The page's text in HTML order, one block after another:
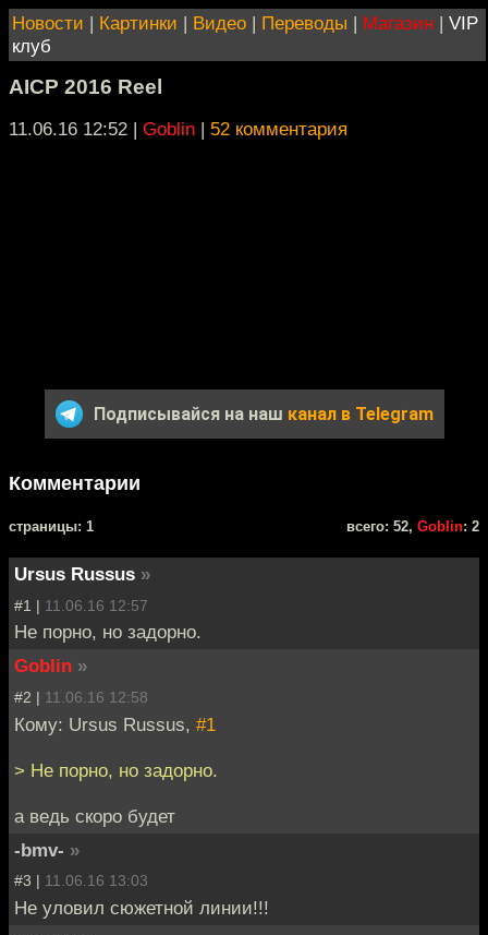
Новости | Картинки | Видео | Переводы | Магазин | VIP
клуб
AICP 2016 Reel
11.06.16 12:52 | Goblin | 52 комментария
Подписывайся на наш канал в Telegram
Комментарии
cтраницы: 1 всего: 52, Goblin: 2
Ursus Russus »
#1 | 11.06.16 12:57
Не порно, но задорно.
Goblin »
#2 | 11.06.16 12:58
Кому: Ursus Russus, #1
> Не порно, но задорно.
а ведь скоро будет
-bmv- »
#3 | 11.06.16 13:03
Не уловил сюжетной линии!!!